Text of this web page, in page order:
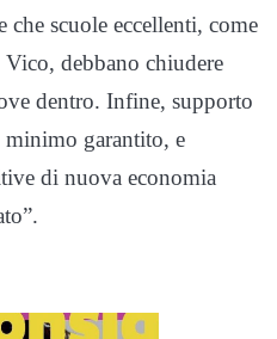
scuole eccellenti, come
debbano chiudere
dentro. Infine, supporto
garantito, e
di nuova economia